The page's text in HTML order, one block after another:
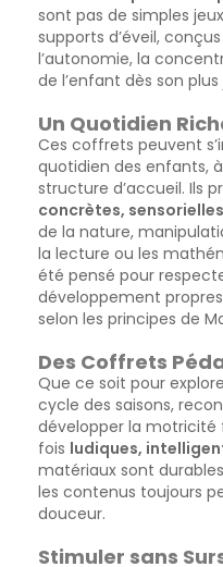
sont pas de simples
supports d’éveil,
l’autonomie, la
de l’enfant dès son
Un Quotidien
Ces coffrets peuvent
quotidien des enfants,
structure d’accueil. Ils
concrètes,
de la nature,
la lecture ou les
été pensé pour
développement
selon les principes de
Des Coffrets
Que ce soit pour
cycle des saisons,
développer la motricité
fois ludiques,
matériaux sont
les contenus toujours
douceur.
Stimuler sans